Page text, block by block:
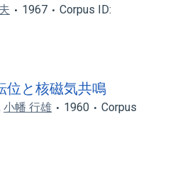
1967
Corpus ID:
位と核磁気共鳴
小幡 行雄 1960
Corpus